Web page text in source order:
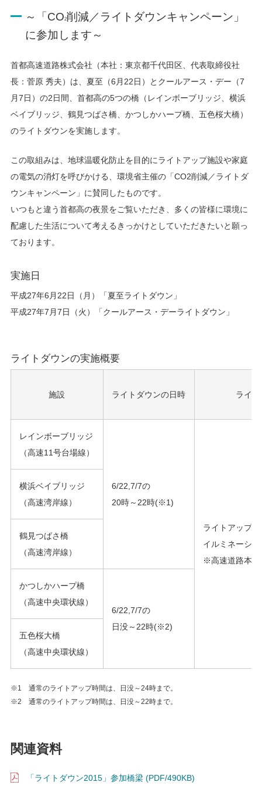
～「CO2削減／ライトダウンキャンペーン」
に参加します～
首都高速道路株式会社（本社：東京都千代田区、代表取締役社
長：菅原 秀夫）は、夏至（6月22日）とクールアース・デー（7
月7日）の2日間、首都高の5つの橋（レインボーブリッジ、横浜
ベイブリッジ、鶴見つばさ橋、かつしかハープ橋、五色桜大橋）
のライトダウンを実施します。
この取組みは、地球温暖化防止を目的にライトアップ施設や家庭
の電気の消灯を呼びかける、環境省主催の「CO2削減／ライトダ
ウンキャンペーン」に賛同したものです。
いつもと違う首都高の夜景をご覧いただき、多くの皆様に環境に
配慮した生活について考えるきっかけとしていただきたいと願っ
ております。
実施日
平成27年6月22日（月）「夏至ライトダウン」
平成27年7月7日（火）「クールアース・デーライトダウン」
ライトダウンの実施概要
施設 ライトダウンの日時 ライ
レインボーブリッジ
（高速11号台場線）
6/22,7/7の
20時～22時(※1)
ライトアップ
イルミネーシ
※高速道路本線
横浜ベイブリッジ
（高速湾岸線）
鶴見つばさ橋
（高速湾岸線）
かつしかハープ橋
（高速中央環状線）
6/22,7/7の
日没～22時(※2)
五色桜大橋
（高速中央環状線）
※1 通常のライトアップ時間は、日没～24時まで。
※2 通常のライトアップ時間は、日没～22時まで。
関連資料
「ライトダウン2015」参加橋梁 (PDF/490KB)